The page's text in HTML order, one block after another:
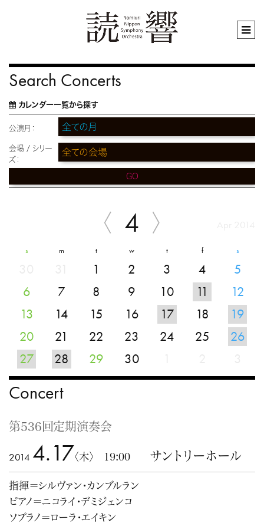
Search Concerts
カレンダー一覧から探す
公演月：
会場 / シリー
ズ：
GO
4
s m t w t f s
1 2 3 4
5
6
7 8 9 10 11
12
13
14 15 16 17 18
19
20
21 22 23 24 25
26
27
28 29 30
Concert
第536回定期演奏会
2014 4.17〈木〉 19:00 サントリーホール
指揮＝シルヴァン・カンブルラン
ピアノ＝ニコライ・デミジェンコ
ソプラノ＝ローラ・エイキン